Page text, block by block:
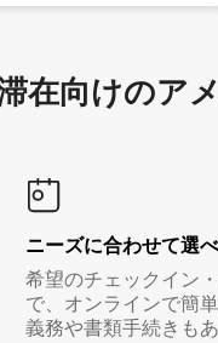
在向け⁠のア⁠
ニーズに合わせて選
希望のチェックイン
で、オンラインで簡
義務や書類手続きも